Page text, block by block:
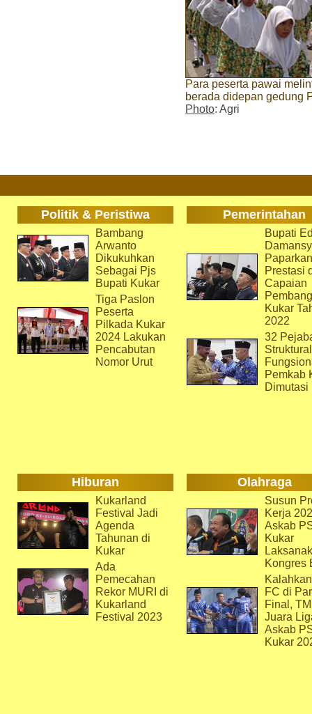
Para peserta pawai
berada didepan gedung
Photo: Agri
Politik & Peristiwa Pemerintahan
Bambang
Arwanto
Dikukuhkan
Sebagai Pjs
Bupati Kukar
Tiga Paslon
Peserta
Pilkada Kukar
2024 Lakukan
Pencabutan
Nomor Urut
Bupati
Paparkan
Prestasi
Capaian
Kukar
2022
32
Pemkab
Dimutasi
Hiburan Olahraga
Kukarland
Festival Jadi
Agenda
Tahunan di
Kukar
Ada
Pemecahan
Rekor MURI di
Kukarland
Festival 2023
Susun
Kerja
Askab
Kukar
Kongres
FC di
Final,
Juara
Askab
Kukar